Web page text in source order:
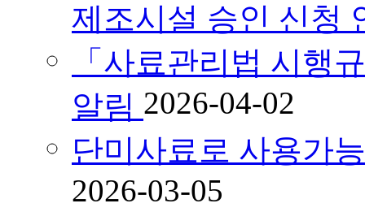
제조시설 승인 신청
「사료관리법 시행
알림 2026-04-02
단미사료로 사용가
2026-03-05